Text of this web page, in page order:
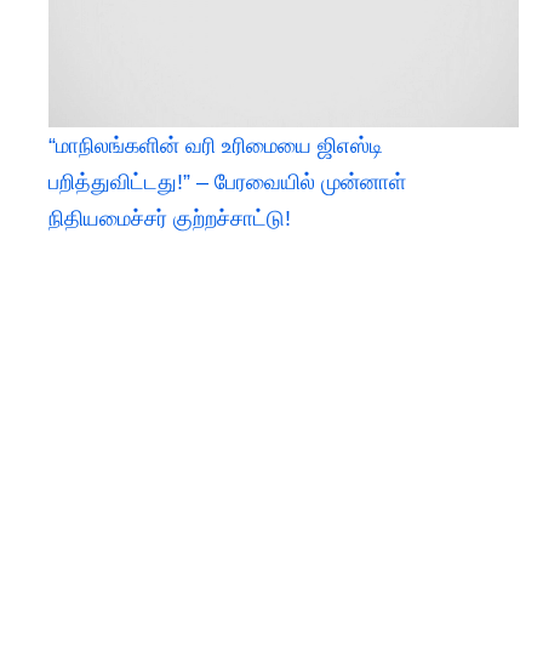
“மாநிலங்களின் வரி உரிமையை ஜிஎஸ்டி
பறித்துவிட்டது!” – பேரவையில் முன்னாள்
நிதியமைச்சர் குற்றச்சாட்டு!